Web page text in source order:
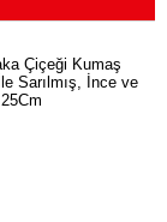
Çiçeği Kumaş
Sarılmış, İnce ve